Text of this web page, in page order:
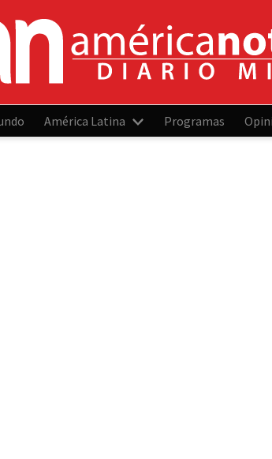
América Latina Programas